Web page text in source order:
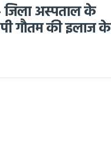
अस्पताल के
गौतम की इलाज के